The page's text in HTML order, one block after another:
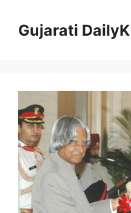
contentGujarati